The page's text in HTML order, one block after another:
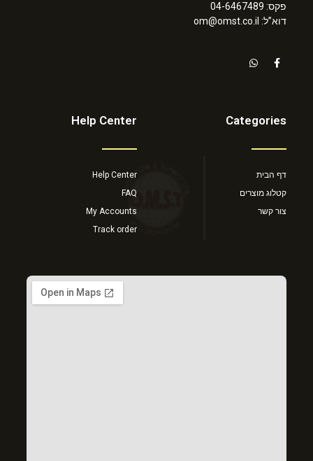
פקס: 04-6467489
דוא”ל: om@omst.co.il
Categories
דף הבית
קטלוג מוצרים
צור קשר
Help Center
Help Center
FAQ
My Accounts
Track order